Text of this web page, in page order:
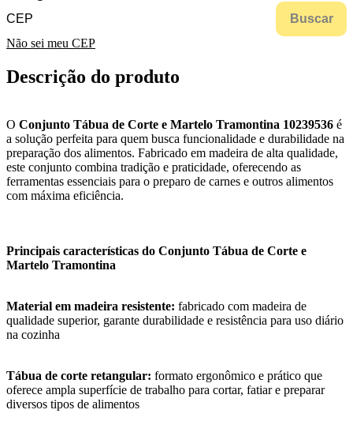
Buscar
Não sei meu CEP
Descrição do produto
O Conjunto Tábua de Corte e Martelo Tramontina 10239536 é
a solução perfeita para quem busca funcionalidade e durabilidade na
preparação dos alimentos. Fabricado em madeira de alta qualidade,
este conjunto combina tradição e praticidade, oferecendo as
ferramentas essenciais para o preparo de carnes e outros alimentos
com máxima eficiência.
Principais características do Conjunto Tábua de Corte e
Martelo Tramontina
Material em madeira resistente: fabricado com madeira de
qualidade superior, garante durabilidade e resistência para uso diário
na cozinha
Tábua de corte retangular: formato ergonômico e prático que
oferece ampla superfície de trabalho para cortar, fatiar e preparar
diversos tipos de alimentos